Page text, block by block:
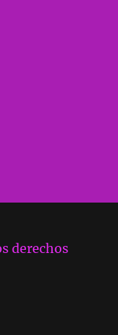
derechos